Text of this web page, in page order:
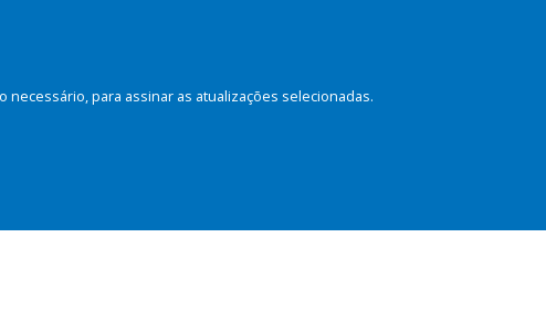
para assinar as atualizações selecionadas.